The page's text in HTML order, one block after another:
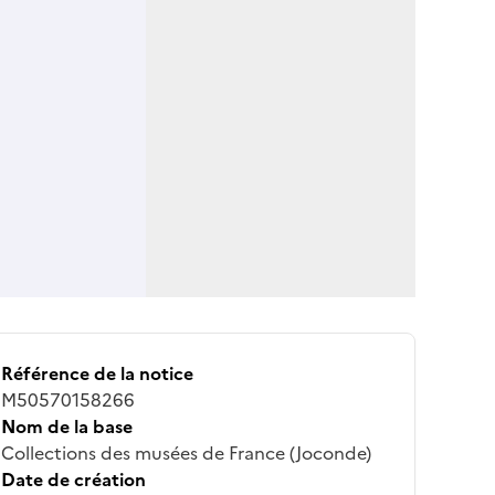
Référence de la notice
M50570158266
Nom de la base
Collections des musées de France (Joconde)
Date de création